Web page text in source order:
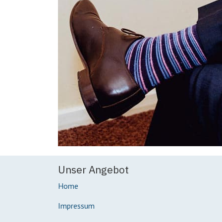
Unser Angebot
Home
Impressum